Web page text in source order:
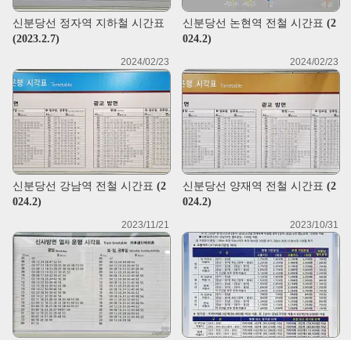
신분당선 정자역 지하철 시간표
(2023.2.7)
신분당선 논현역 전철 시간표 (2
024.2)
2024/02/23
신분당선 강남역 전철 시간표 (2
024.2)
2024/02/23
신분당선 양재역 전철 시간표 (2
024.2)
2023/11/21 2023/10/31